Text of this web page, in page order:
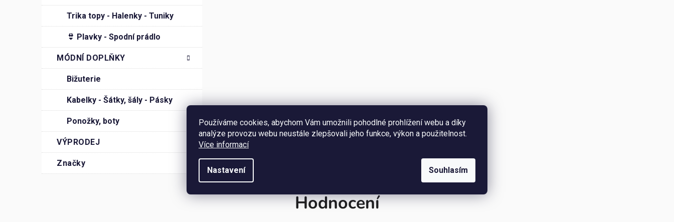
Používáme cookies, abychom Vám umožnili pohodlné prohlížení webu a díky
analýze provozu webu neustále zlepšovali jeho funkce, výkon a použitelnost.
Více informací
Nastavení Souhlasím
í
p
n
Trika topy - Halenky - Tuniky
👙 Plavky - Spodní prádlo
MÓDNÍ DOPLŇKY
Bižuterie
Kabelky - Šátky, šály - Pásky
Ponožky, boty
VÝPRODEJ
Značky
Hodnocení